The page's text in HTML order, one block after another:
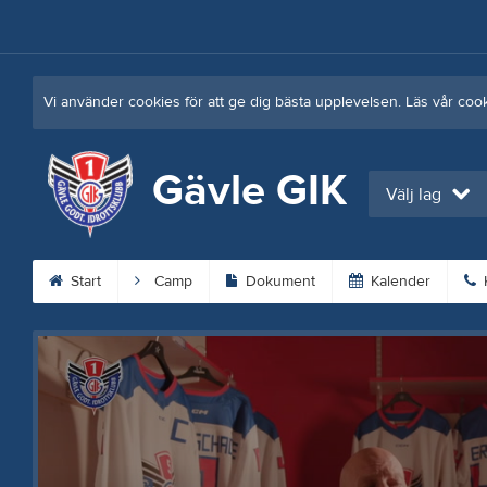
Vi använder cookies för att ge dig bästa upplevelsen. Läs vår
Gävle GIK Välj lag
Start Camp Dokument Kalender